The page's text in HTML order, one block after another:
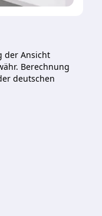
der Ansicht
Berechnung
deutschen